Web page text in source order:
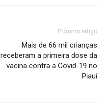
Próximo artigo
Mais de 66 mil crianças
receberam a primeira dose da
vacina contra a Covid-19 no
Piauí